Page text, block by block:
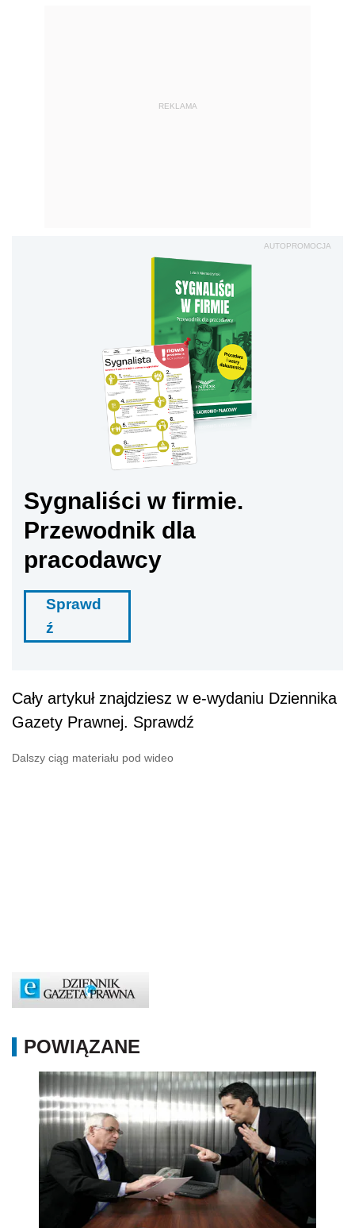
REKLAMA
AUTOPROMOCJA
Sygnaliści w firmie.
Przewodnik dla
pracodawcy
Sprawd
ź
Cały artykuł znajdziesz w e-wydaniu Dziennika
Gazety Prawnej. Sprawdź
Dalszy ciąg materiału pod wideo
POWIĄZANE